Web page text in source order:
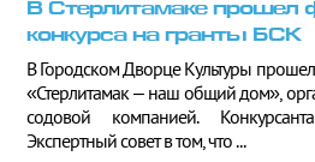
В Стерлитамаке прошел
конкурса на гранты БСК
В Городском Дворце Культуры
«Стерлитамак – наш общий дом»,
содовой компанией.
Экспертный совет в том, что ...